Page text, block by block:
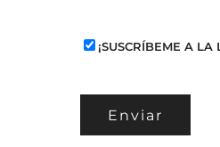
¡SUSCRÍBEME A LA